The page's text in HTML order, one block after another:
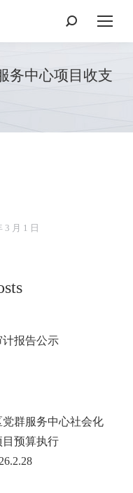
搜
索：
务中心项目收支
3 月 1 日
计报告公示
群服务中心社会化
目预算执行